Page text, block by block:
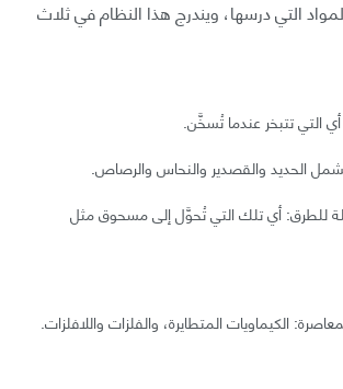
التي درسها، ويندرج هذا النظام في ثلاث
أي التي تتبخر عندما تُسخَّن.
الحديد والقصدير والنحاس والرصاص.
للطرق: أي تلك التي تُحوَّل إلى مسحوق مثل
الكيماويات المتطايرة، والفلزات واللافلزات.